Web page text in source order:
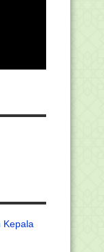
Kepala